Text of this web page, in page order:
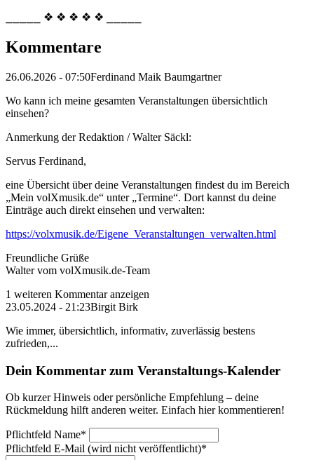
⎯⎯⎯⎯⎯ ❖ ❖ ❖ ❖ ❖ ⎯⎯⎯⎯⎯
Kommentare
26.06.2026 - 07:50Ferdinand Maik Baumgartner
Wo kann ich meine gesamten Veranstaltungen übersichtlich
einsehen?
Anmerkung der Redaktion /Walter Säckl:
Servus Ferdinand,
eine Übersicht über deine Veranstaltungen findest du im Bereich
„Mein volXmusik.de“ unter „Termine“. Dort kannst du deine
Einträge auch direkt einsehen und verwalten:
https://volxmusik.de/Eigene_Veranstaltungen_verwalten.html
Freundliche Grüße
Walter vom volXmusik.de-Team
1 weiteren Kommentar anzeigen
23.05.2024 - 21:23Birgit Birk
Wie immer, übersichtlich, informativ, zuverlässig bestens
zufrieden,...
Dein Kommentar zum Veranstaltungs-Kalender
Ob kurzer Hinweis oder persönliche Empfehlung – deine
Rückmeldung hilft anderen weiter. Einfach hier kommentieren!
Pflichtfeld Name*
Pflichtfeld E-Mail (wird nicht veröffentlicht)*